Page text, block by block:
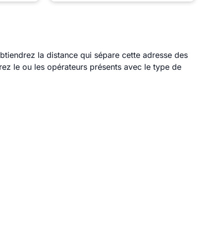
la distance qui sépare cette adresse des
le ou les opérateurs présents avec le type de